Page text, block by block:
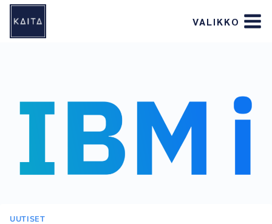
Siirry
sisältöön
VALIKKO
UUTISET